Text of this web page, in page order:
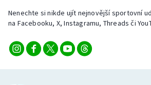
Veslování
Volejbal
Nenechte si nikde ujít nejnovější sportovní
na Facebooku, X, Instagramu, Threads či